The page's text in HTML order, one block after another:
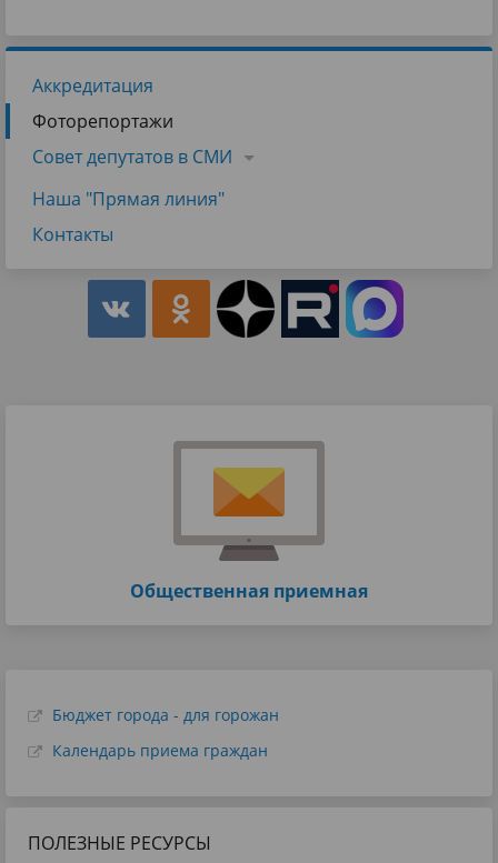
Аккредитация
Фоторепортажи
Совет депутатов в СМИ
Наша "Прямая линия"
Контакты
Общественная приемная
Бюджет города - для горожан
Календарь приема граждан
ПОЛЕЗНЫЕ РЕСУРСЫ